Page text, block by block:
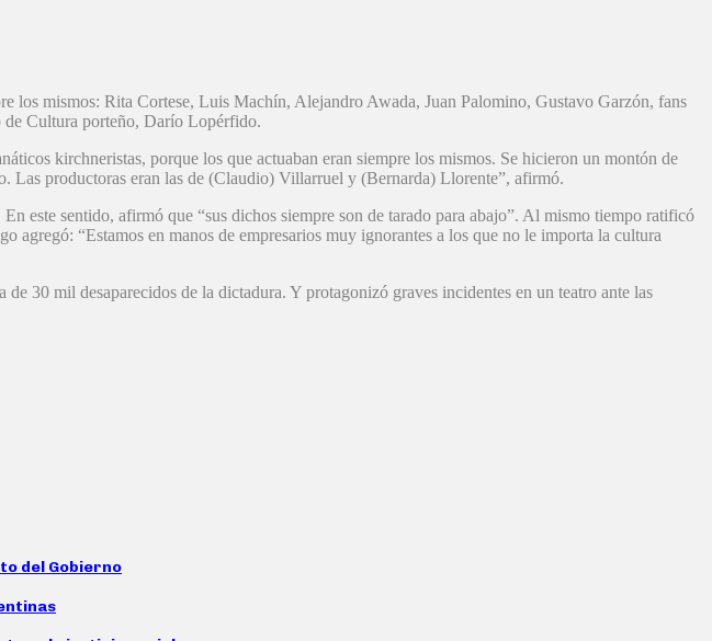
los mismos: Rita Cortese, Luis Machín, Alejandro Awada, Juan Palomino, Gustavo Garzón, fans
de Cultura porteño, Darío Lopérfido.
kirchneristas, porque los que actuaban eran siempre los mismos. Se hicieron un montón de
Las productoras eran las de (Claudio) Villarruel y (Bernarda) Llorente”, afirmó.
este sentido, afirmó que “sus dichos siempre son de tarado para abajo”. Al mismo tiempo ratificó
“Estamos en manos de empresarios muy ignorantes a los que no le importa la cultura
30 mil desaparecidos de la dictadura. Y protagonizó graves incidentes en un teatro ante las
del Gobierno